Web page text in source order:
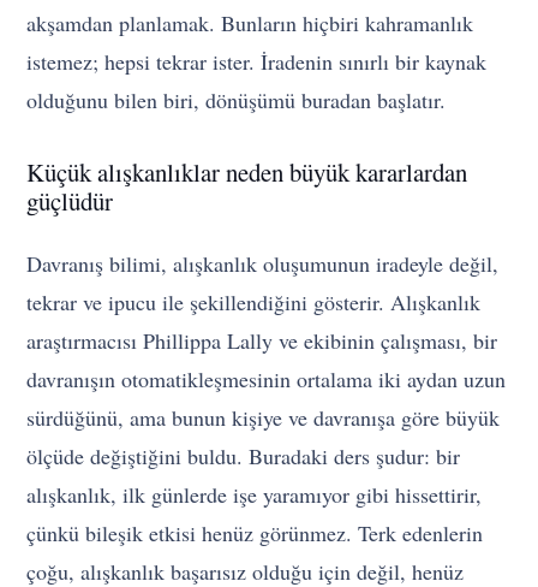
akşamdan planlamak. Bunların hiçbiri kahramanlık
istemez; hepsi tekrar ister. İradenin sınırlı bir kaynak
olduğunu bilen biri, dönüşümü buradan başlatır.
Küçük alışkanlıklar neden büyük kararlardan
güçlüdür
Davranış bilimi, alışkanlık oluşumunun iradeyle değil,
tekrar ve ipucu ile şekillendiğini gösterir. Alışkanlık
araştırmacısı Phillippa Lally ve ekibinin çalışması, bir
davranışın otomatikleşmesinin ortalama iki aydan uzun
sürdüğünü, ama bunun kişiye ve davranışa göre büyük
ölçüde değiştiğini buldu. Buradaki ders şudur: bir
alışkanlık, ilk günlerde işe yaramıyor gibi hissettirir,
çünkü bileşik etkisi henüz görünmez. Terk edenlerin
çoğu, alışkanlık başarısız olduğu için değil, henüz